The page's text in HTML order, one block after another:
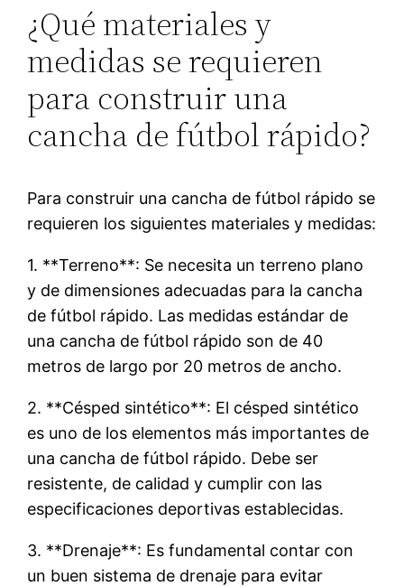
¿Qué materiales y
medidas se requieren
para construir una
cancha de fútbol rápido?
Para construir una cancha de fútbol rápido se
requieren los siguientes materiales y medidas:
1. **Terreno**: Se necesita un terreno plano
y de dimensiones adecuadas para la cancha
de fútbol rápido. Las medidas estándar de
una cancha de fútbol rápido son de 40
metros de largo por 20 metros de ancho.
2. **Césped sintético**: El césped sintético
es uno de los elementos más importantes de
una cancha de fútbol rápido. Debe ser
resistente, de calidad y cumplir con las
especificaciones deportivas establecidas.
3. **Drenaje**: Es fundamental contar con
un buen sistema de drenaje para evitar